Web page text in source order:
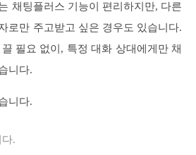
채팅플러스 기능이 편리하지만, 다른
로만 주고받고 싶은 경우도 있습니다.
필요 없이, 특정 대화 상대에게만 채
니다.
니다.
.